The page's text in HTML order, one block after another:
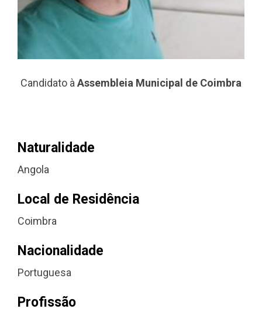
Candidato àAssembleia Municipal de Coimbra
Naturalidade
Angola
Local de Residência
Coimbra
Nacionalidade
Portuguesa
Profissão